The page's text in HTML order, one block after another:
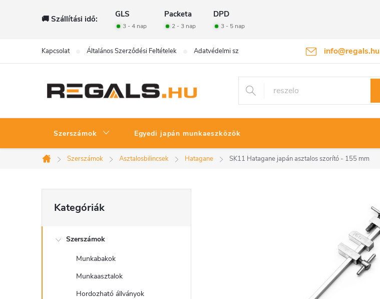
tartalomhoz
🚚 Szállítási idő: GLS Packeta DPD
3 - 4 nap 2 - 3 nap 3 - 5 nap
info@regals.hu
Kapcsolat Általános Szerződési Feltételek Adatvédelmi szabályzat Termékvisszaküldés
Szerszámok Egyedi japán munkaeszközök
Kezdőlap
Szerszámok Asztalosbilincsek Hatagane SK11 Hatagane japán asztalos szorító - 155 mm
O
l
átugrása
Kategóriák
Szerszámok
Munkabakok
Munkaasztalok
Hordozható állványok